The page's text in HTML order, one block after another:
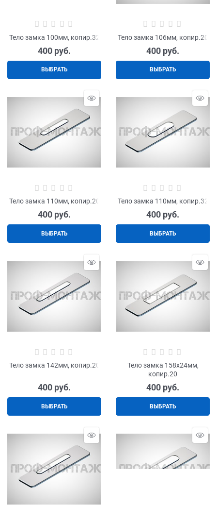
Тело замка 100мм, копир.32
400 руб.
ВЫБРАТЬ
Тело замка 106мм, копир.20
400 руб.
ВЫБРАТЬ
Тело замка 110мм, копир.20
400 руб.
ВЫБРАТЬ
Тело замка 110мм, копир.32
400 руб.
ВЫБРАТЬ
Тело замка 142мм, копир.20
400 руб.
ВЫБРАТЬ
Тело замка 158х24мм,
копир.20
400 руб.
ВЫБРАТЬ